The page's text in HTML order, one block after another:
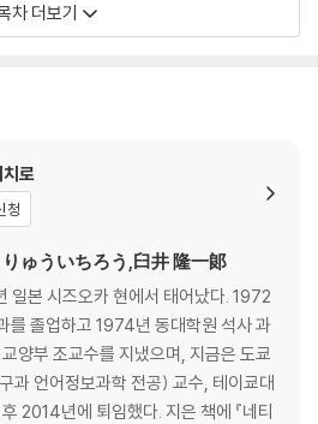
고 이익을 극대화한 이슬람과 유럽 상인
아 상인에게서 빼앗은 카이로 거상들
션을 운영해 이익을 극대화하고 커피산업
은 네덜란드 상인
앗긴 영국 커피
만들어내야 하는’ 영국에게 유용한 도구
최초의 커피하우스가 문을 연 것이 과연
차 더보기
로
청
ゅういちろう,臼井 隆一郞
일본 시즈오카 현에서 태어났다. 1972
를 졸업하고 1974년 동대학원 석사 과
양부 조교수를 지냈으며, 지금은 도쿄
과 언어정보과학 전공) 교수, 테이쿄대
2014년에 퇴임했다. 지은 책에 『네티